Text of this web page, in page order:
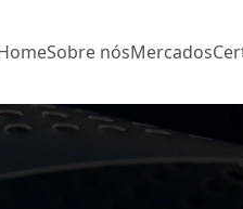
Sobre nósMercados